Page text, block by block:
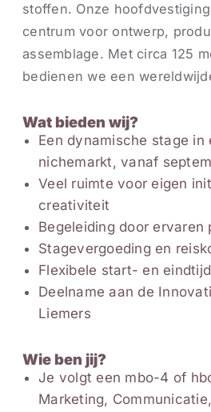
stoffen. Onze
centrum voor ontwerp,
assemblage. Met circa 125
bedienen we een
Wat bieden wij?
Een dynamische stage in
nichemarkt, vanaf
Veel ruimte voor eigen
creativiteit
Begeleiding door ervaren
Stagevergoeding en
Flexibele start- en
Deelname aan de
Liemers
Wie ben jij?
Je volgt een mbo-4 of
Marketing,